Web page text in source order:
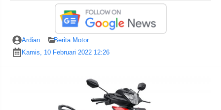
Ardian
Berita Motor
Kamis, 10 Februari 2022 12:26